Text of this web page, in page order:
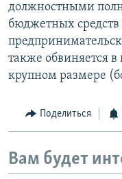
должностными
бюджетных
также обвиняется в
крупном размере
Поделиться
Вам будет